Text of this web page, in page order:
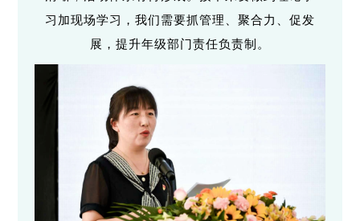
习加现场学习，我们需要抓管理、聚合力、促发
展，提升年级部门责任负责制。